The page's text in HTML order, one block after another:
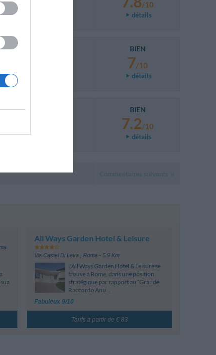
/10
détails
BIEN
7/10
détails
BIEN
7.2/10
détails
All Ways Garden Hotel & Leisure
Via Castel Di Leva Roma- 5.9 Km
L'All Ways Garden Hotel & Leisure se
trouve à Rome, dans une position
stratégique par rapport au “Grande
Raccordo Anu...
Fabuleux 9/10
Tarifs à partir de € 83